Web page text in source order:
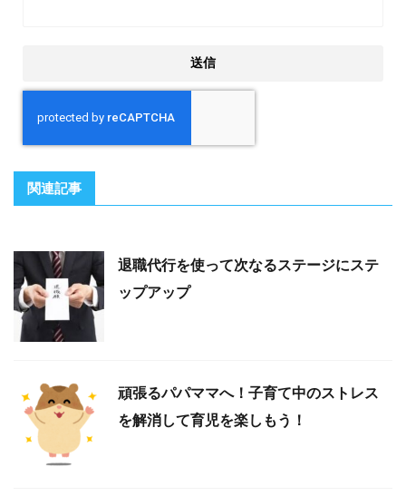
関連記事
退職代行を使って次なるステージにステ
ップアップ
頑張るパパママへ！子育て中のストレス
を解消して育児を楽しもう！